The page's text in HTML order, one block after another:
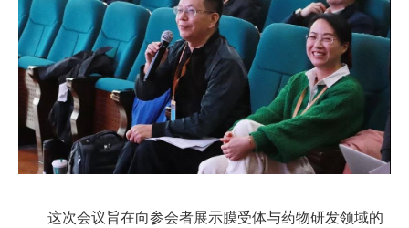
这次会议旨在向参会者展示膜受体与药物研发领域的